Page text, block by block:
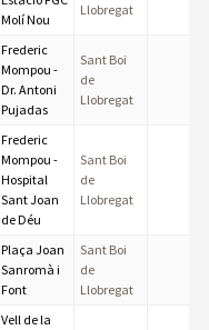
Molí Nou
Llobregat
Frederic
Mompou -
Dr. Antoni
Pujadas
Sant Boi
de
Llobregat
Frederic
Mompou -
Hospital
Sant Joan
de Déu
Sant Boi
de
Llobregat
Plaça Joan
Sanromà i
Font
Sant Boi
de
Llobregat
Vell de la